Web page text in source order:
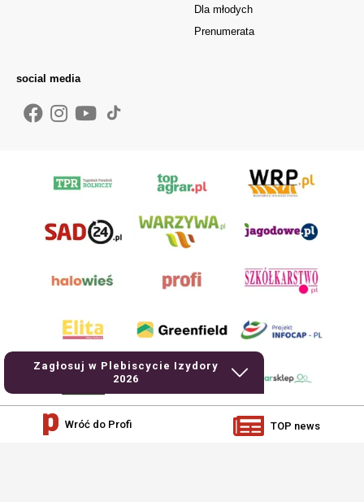
Zagłosuj w Plebiscycie Izydory
2026
Dla młodych
Prenumerata
social media
Wróć do Profi TOP news